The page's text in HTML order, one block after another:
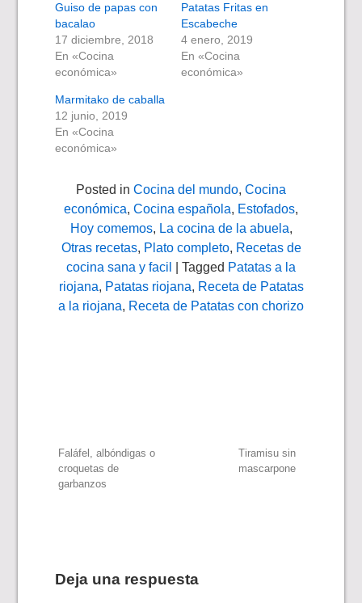
Guiso de papas con
bacalao
17 diciembre, 2018
En «Cocina
económica»
Patatas Fritas en
Escabeche
4 enero, 2019
En «Cocina
económica»
Marmitako de caballa
12 junio, 2019
En «Cocina
económica»
Posted in Cocina del mundo, Cocina
económica, Cocina española, Estofados,
Hoy comemos, La cocina de la abuela,
Otras recetas, Plato completo, Recetas de
cocina sana y facil
| Tagged Patatas a la
riojana, Patatas riojana, Receta de Patatas
a la riojana, Receta de Patatas con chorizo
Navegación
de
Faláfel, albóndigas o
croquetas de
garbanzos
Tiramisu sin
mascarpone
Deja una respuesta